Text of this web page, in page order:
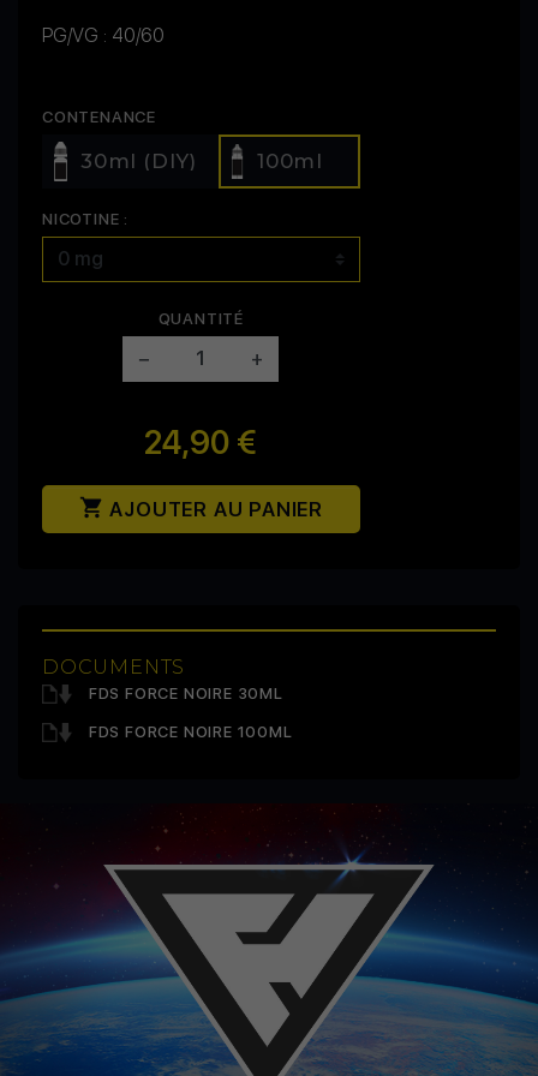
PG/VG : 40/60
CONTENANCE
30ml (DIY) 100ml
NICOTINE :
QUANTITÉ
− +
24,90 €
 AJOUTER AU PANIER
DOCUMENTS
FDS FORCE NOIRE 30ML
FDS FORCE NOIRE 100ML